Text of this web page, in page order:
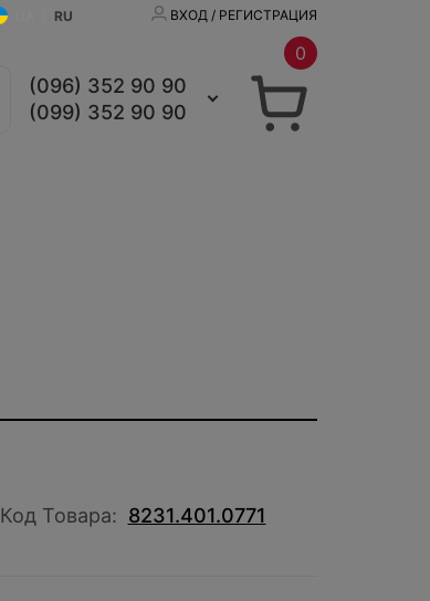
RU ВХОД / РЕГИСТРАЦИЯ
(096) 352 90 90
(099) 352 90 90
0
Код Товара: 8231.401.0771